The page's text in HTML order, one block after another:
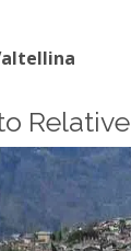
Relative